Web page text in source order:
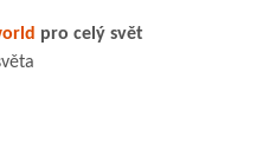
pro celý svět